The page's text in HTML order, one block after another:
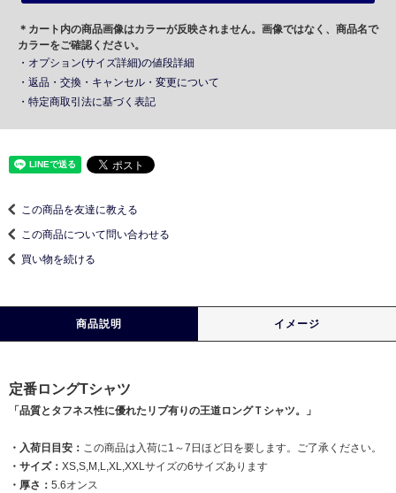
＊カート内の商品画像はカラーが反映されません。画像ではなく、商品名で
カラーをご確認ください。
・オプション(サイズ詳細)の値段詳細
・返品・交換・キャンセル・変更について
・特定商取引法に基づく表記
この商品を友達に教える
この商品について問い合わせる
買い物を続ける
商品説明 イメージ
定番ロングTシャツ
「品質とタフネス性に優れたリブ有りの王道ロングＴシャツ。」
・入荷日目安： この商品は入荷に1～7日ほど日を要します。ご了承ください。
・サイズ： XS,S,M,L,XL,XXLサイズの6サイズあります
・厚さ： 5.6オンス